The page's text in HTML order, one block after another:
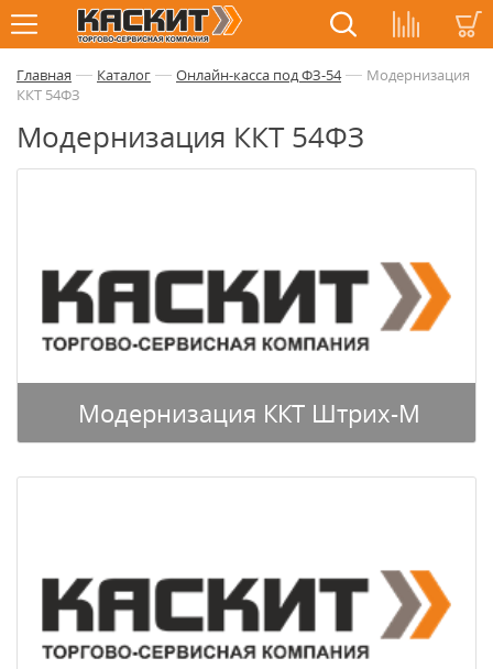
Главная — Каталог — Онлайн-касса под ФЗ-54— Модернизация
ККТ 54ФЗ
Модернизация ККТ 54ФЗ
Модернизация ККТ Штрих-М